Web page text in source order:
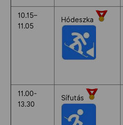
10.15–
11.05
Hódeszka
11.00-
13.30
Sífutás